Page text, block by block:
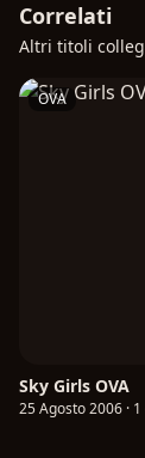
Correlati
Altri titoli
OVA
Sky Girls OVA
25 Agosto 2006 ·